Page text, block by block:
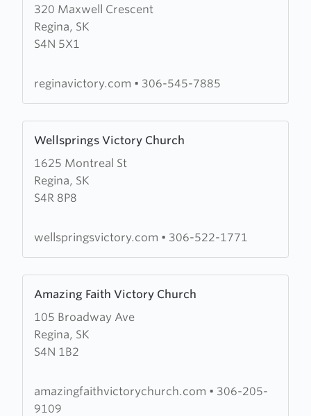
320 Maxwell Crescent
Regina, SK
S4N 5X1
about
Regina
Victory
reginavictory.com • 306-545-7885
Wellsprings Victory Church
1625 Montreal St
Regina, SK
S4R 8P8
more
about
Wellsprings
Victory
wellspringsvictory.com • 306-522-1771
Amazing Faith Victory Church
105 Broadway Ave
Regina, SK
S4N 1B2
more
about
Amazing
Faith
Church
amazingfaithvictorychurch.com • 306-205-
9109